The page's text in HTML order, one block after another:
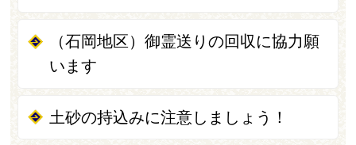
（石岡地区）御霊送りの回収に協力願
います
土砂の持込みに注意しましょう！